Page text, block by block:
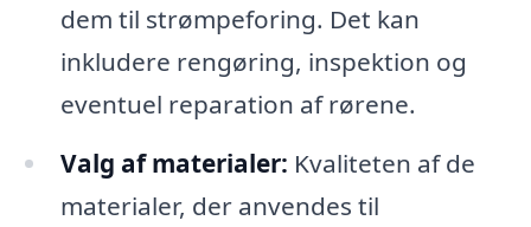
dem til strømpeforing. Det kan
inkludere rengøring, inspektion og
eventuel reparation af rørene.
Valg af materialer: Kvaliteten af de
materialer, der anvendes til